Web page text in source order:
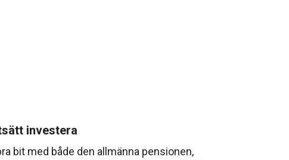
investera
bit med både den allmänna pensionen,